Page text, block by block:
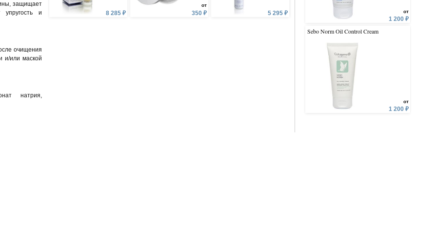
8 285 ₽
от
350 ₽ 5 295 ₽ от
1 200 ₽
Sebo Norm Oil Control Cream
от
1 200 ₽
защищает
упругость и
очищения
и/или маской
натрия,